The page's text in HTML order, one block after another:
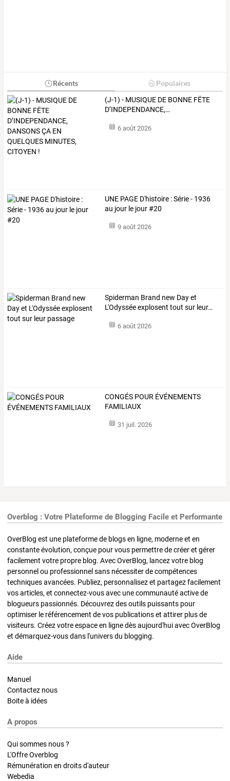
Récents Populaires
(J-1) - MUSIQUE DE BONNE FËTE
D’INDEPENDANCE,…
6 août 2026
UNE PAGE D'histoire : Série - 1936
au jour le jour #20
9 août 2026
Spiderman Brand new Dayet
L'Odysséeexplosent tout sur leur…
6 août 2026
CONGÉS POUR ÉVÉNEMENTS
FAMILIAUX
31 juil. 2026
Overblog : Votre Plateforme de Blogging Facile et Performante
OverBlog est une plateforme de blogs en ligne, moderne et en
constante évolution, conçue pour vous permettre de créer et gérer
facilement votre propre blog. Avec OverBlog, lancez votre blog
personnel ou professionnel sans nécessiter de compétences
techniques avancées. Publiez, personnalisez et partagez facilement
vos articles, et connectez-vous avec une communauté active de
blogueurs passionnés. Découvrez des outils puissants pour
optimiser le référencement de vos publications et attirer plus de
visiteurs. Créez votre espace en ligne dès aujourd'hui avec OverBlog
et démarquez-vous dans l'univers du blogging.
Aide
Manuel
Contactez nous
Boite à idées
A propos
Qui sommes nous ?
L'Offre Overblog
Rémunération en droits d'auteur
Webedia